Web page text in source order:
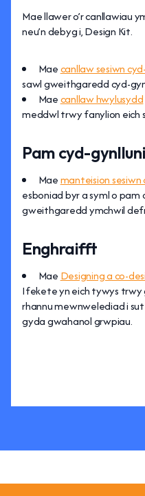
Mae llawer o’r canllawiau
neu’n debyg i, Design Kit.
Maecanllaw sesiwn
sawl gweithgaredd cyd-
Maecanllaw hwylusydd
meddwl trwy fanylion eich
Pam cyd-
Maemanteision sesiwn
esboniad byr a syml o pam
gweithgaredd ymchwil
Enghraifft
Mae Designing a co-
Ifekete yn eich tywys trwy
rhannu mewnwelediad i
gyda gwahanol grwpiau.